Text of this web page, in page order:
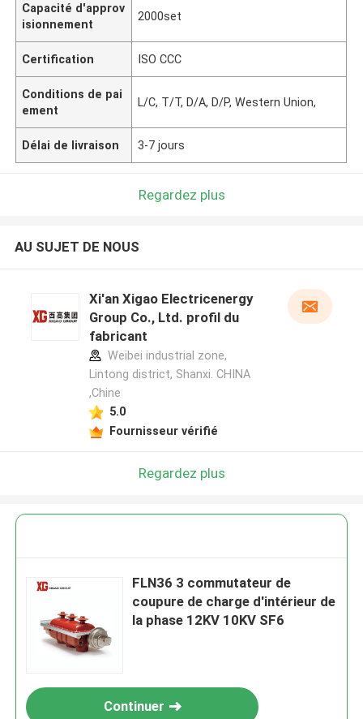
Capacité d'approv
isionnement
2000set
Certification ISO CCC
Conditions de pai
ement
L/C, T/T, D/A, D/P, Western Union,
Délai de livraison 3-7 jours
Regardez plus
AU SUJET DE NOUS
Xi'an Xigao Electricenergy
Group Co., Ltd. profil du
fabricant
Weibei industrial zone,
Lintong district, Shanxi. CHINA
,Chine
5.0
Fournisseur vérifié
Regardez plus
FLN36 3 commutateur de
coupure de charge d'intérieur de
la phase 12KV 10KV SF6
Continuer